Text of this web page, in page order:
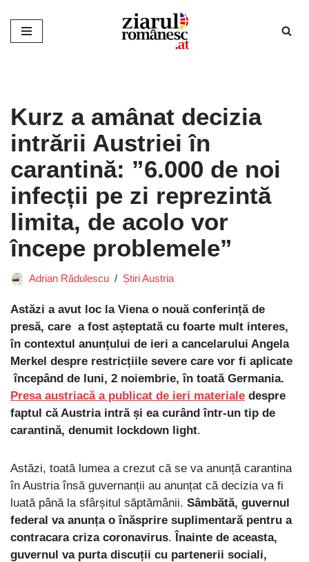
Sari
Kurz a amânat decizia
intrării Austriei în
carantină: ”6.000 de noi
infecții pe zi reprezintă
limita, de acolo vor
începe problemele”
Adrian Rădulescu Știri Austria
Astăzi a avut loc la Viena o nouă conferință de
presă, care a fost așteptată cu foarte mult interes,
în contextul anunțului de ieri a cancelarului Angela
Merkel despre restricțiile severe care vor fi aplicate
începând de luni, 2 noiembrie, în toată Germania.
Presa austriacă a publicat de ieri materiale despre
faptul că Austria intră și ea curând într-un tip de
carantină, denumit lockdown light.
Astăzi, toată lumea a crezut că se va anunță carantina
în Austria însă guvernanții au anunțat că decizia va fi
luată până la sfârșitul săptămânii. Sâmbătă, guvernul
federal va anunța o înăsprire suplimentară pentru a
contracara criza coronavirus. Înainte de aceasta,
guvernul va purta discuții cu partenerii sociali,